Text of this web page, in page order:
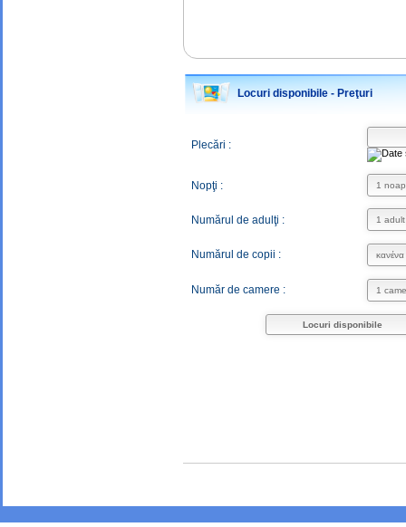
Locuri disponibile - Preţuri
Plecări :
Nopţi :
Numărul de adulţi :
Numărul de copii :
Număr de camere :
Locuri disponibile